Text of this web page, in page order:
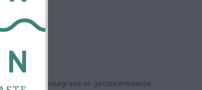
een frisse zuurgraad en geconcentreerde